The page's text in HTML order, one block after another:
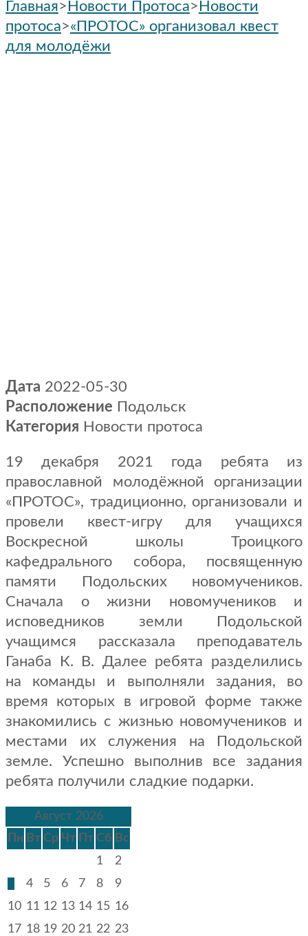
Главная> Новости Протоса> Новости
протоса>«ПРОТОС» организовал квест
для молодёжи
Дата 2022-05-30
Расположение Подольск
Категория Новости протоса
19 декабря 2021 года ребята из
православной молодёжной организации
«ПРОТОС», традиционно, организовали и
провели квест-игру для учащихся
Воскресной школы Троицкого
кафедрального собора, посвященную
памяти Подольских новомучеников.
Сначала о жизни новомучеников и
исповедников земли Подольской
учащимся рассказала преподаватель
Ганаба К. В. Далее ребята разделились
на команды и выполняли задания, во
время которых в игровой форме также
знакомились с жизнью новомучеников и
местами их служения на Подольской
земле. Успешно выполнив все задания
ребята получили сладкие подарки.
Август 2026
Пн Вт Ср Чт Пт Сб Вс
1
2
4 5 6 7 8
9
10 11 12 13 14 15 16
17 18 19 20 21 22 23